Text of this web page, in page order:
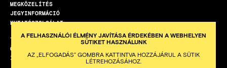
LÁBLÉC
MEGKÖZELÍTÉS
JEGYINFORMÁCIÓ
KUTATÓSZOLGÁLAT
TEREMBÉRLET
ÖNKÉNTES PROGRAM
ISKOLAI KÖZÖSSÉGI SZOLGÁLAT
A FELHASZNÁLÓI ÉLMÉNY JAVÍTÁSA ÉRDEKÉBEN A WEBHELYEN
SÜTIKET HASZNÁLUNK
AZ „ELFOGADÁS” GOMBRA KATTINTVA HOZZÁJÁRUL A SÜTIK
LÉTREHOZÁSÁHOZ.